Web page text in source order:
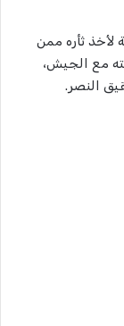
ثأره ممن
مع الجيش،
النصر.